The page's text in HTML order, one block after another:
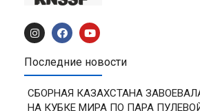
Последние новости
СБОРНАЯ КАЗАХСТАНА
НА КУБКЕ МИРА ПО ПАРА